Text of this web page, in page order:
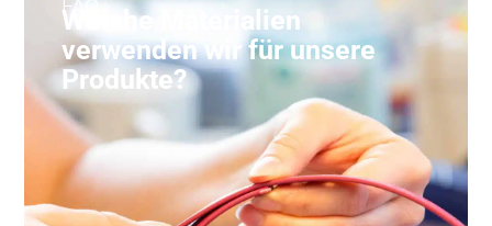
FAQ
Welche Materialien
verwenden wir für unsere
Produkte?